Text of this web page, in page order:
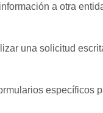
a otra
una solicitud
específicos